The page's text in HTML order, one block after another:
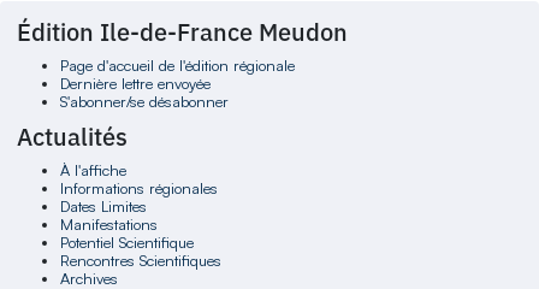
Édition Ile-de-France Meudon
Page d'accueil de l'édition régionale
Dernière lettre envoyée
S'abonner/se désabonner
Actualités
À l'affiche
Informations régionales
Dates Limites
Manifestations
Potentiel Scientifique
Rencontres Scientifiques
Archives